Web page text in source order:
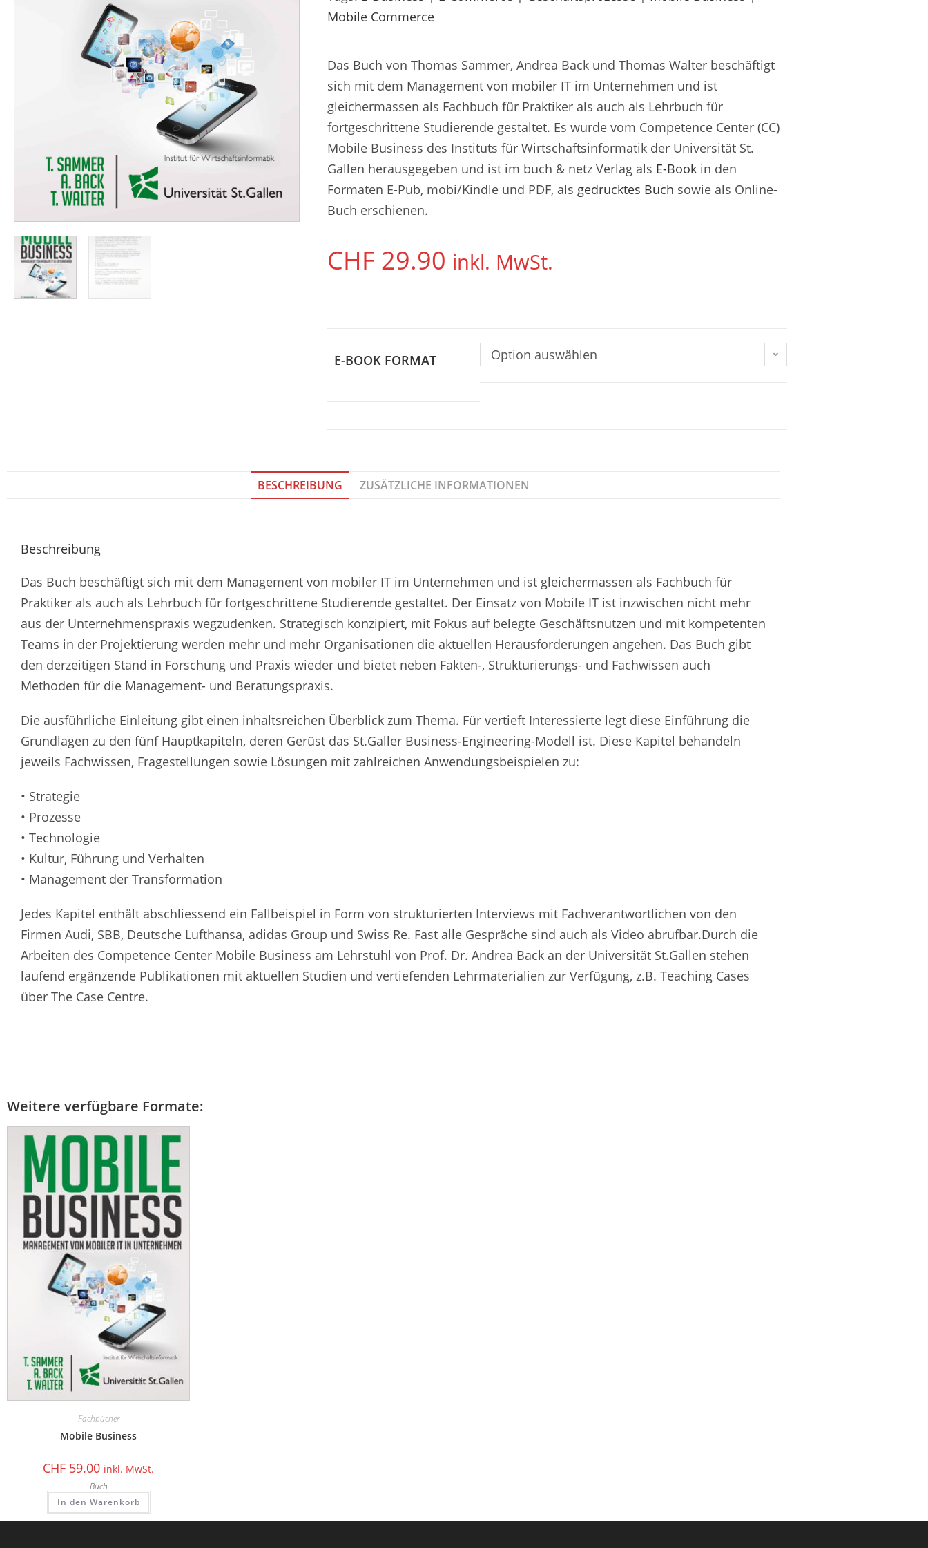
Mobile Commerce
Das Buch von Thomas Sammer, Andrea Back und Thomas Walter beschäftigt
sich mit dem Management von mobiler IT im Unternehmen und ist
gleichermassen als Fachbuch für Praktiker als auch als Lehrbuch für
fortgeschrittene Studierende gestaltet. Es wurde vom Competence Center (CC)
Mobile Business des Instituts für Wirtschaftsinformatik der Universität St.
Gallen herausgegeben und ist im buch & netz Verlag als E-Bookin den
Formaten E-Pub, mobi/Kindle und PDF, als gedrucktes Buch sowie als Online-
Buch erschienen.
CHF 29.90 inkl. MwSt.
E-BOOK FORMAT Option auswählen
BESCHREIBUNG ZUSÄTZLICHE INFORMATIONEN
Beschreibung
Das Buch beschäftigt sich mit dem Management von mobiler IT im Unternehmen und ist gleichermassen als Fachbuch für
Praktiker als auch als Lehrbuch für fortgeschrittene Studierende gestaltet. Der Einsatz von Mobile IT ist inzwischen nicht mehr
aus der Unternehmenspraxis wegzudenken. Strategisch konzipiert, mit Fokus auf belegte Geschäftsnutzen und mit kompetenten
Teams in der Projektierung werden mehr und mehr Organisationen die aktuellen Herausforderungen angehen. Das Buch gibt
den derzeitigen Stand in Forschung und Praxis wieder und bietet neben Fakten-, Strukturierungs- und Fachwissen auch
Methoden für die Management- und Beratungspraxis.
Die ausführliche Einleitung gibt einen inhaltsreichen Überblick zum Thema. Für vertieft Interessierte legt diese Einführung die
Grundlagen zu den fünf Hauptkapiteln, deren Gerüst das St.Galler Business-Engineering-Modell ist. Diese Kapitel behandeln
jeweils Fachwissen, Fragestellungen sowie Lösungen mit zahlreichen Anwendungsbeispielen zu:
• Strategie
• Prozesse
• Technologie
• Kultur, Führung und Verhalten
• Management der Transformation
Jedes Kapitel enthält abschliessend ein Fallbeispiel in Form von strukturierten Interviews mit Fachverantwortlichen von den
Firmen Audi, SBB, Deutsche Lufthansa, adidas Group und Swiss Re. Fast alle Gespräche sind auch als Video abrufbar.Durch die
Arbeiten des Competence Center Mobile Business am Lehrstuhl von Prof. Dr. Andrea Back an der Universität St.Gallen stehen
laufend ergänzende Publikationen mit aktuellen Studien und vertiefenden Lehrmaterialien zur Verfügung, z.B. Teaching Cases
über The Case Centre.
Weitere verfügbare Formate:
Fachbücher
Mobile Business
CHF 59.00 inkl. MwSt.
Buch
In den Warenkorb